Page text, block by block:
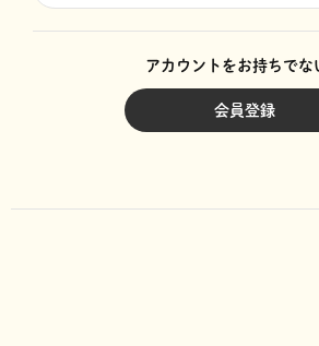
アカウントをお持ちでな
会員登録